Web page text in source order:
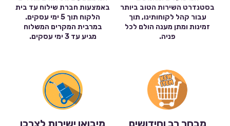
בסטנדרט השירות הטוב ביותר
עבור קהל לקוחותינו, תוך
זמינות ומתן מענה הולם לכל
פניה.
באמצעות חברת שילוח עד בית
הלקוח תוך 5 ימי עסקים.
במרבית המקרים המשלוח
מגיע עד 3 ימי עסקים.
מבחר רב וחידושים מיבואן ישירות לצרכן